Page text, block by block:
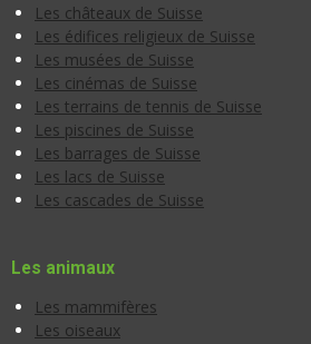
Les châteaux de Suisse
Les édifices religieux de Suisse
Les musées de Suisse
Les cinémas de Suisse
Les terrains de tennis de Suisse
Les piscines de Suisse
Les barrages de Suisse
Les lacs de Suisse
Les cascades de Suisse
Les animaux
Les mammifères
Les oiseaux